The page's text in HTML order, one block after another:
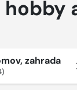
zahrada